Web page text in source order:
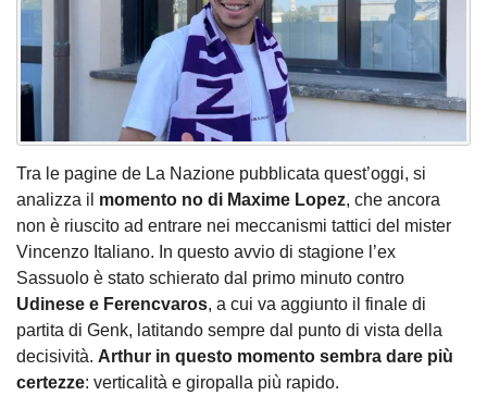
Tra le pagine de La Nazione pubblicata quest’oggi, si
analizza il momento no di Maxime Lopez, che ancora
non è riuscito ad entrare nei meccanismi tattici del mister
Vincenzo Italiano. In questo avvio di stagione l’ex
Sassuolo è stato schierato dal primo minuto contro
Udinese e Ferencvaros, a cui va aggiunto il finale di
partita di Genk, latitando sempre dal punto di vista della
decisività. Arthur in questo momento sembra dare più
certezze: verticalità e giropalla più rapido.